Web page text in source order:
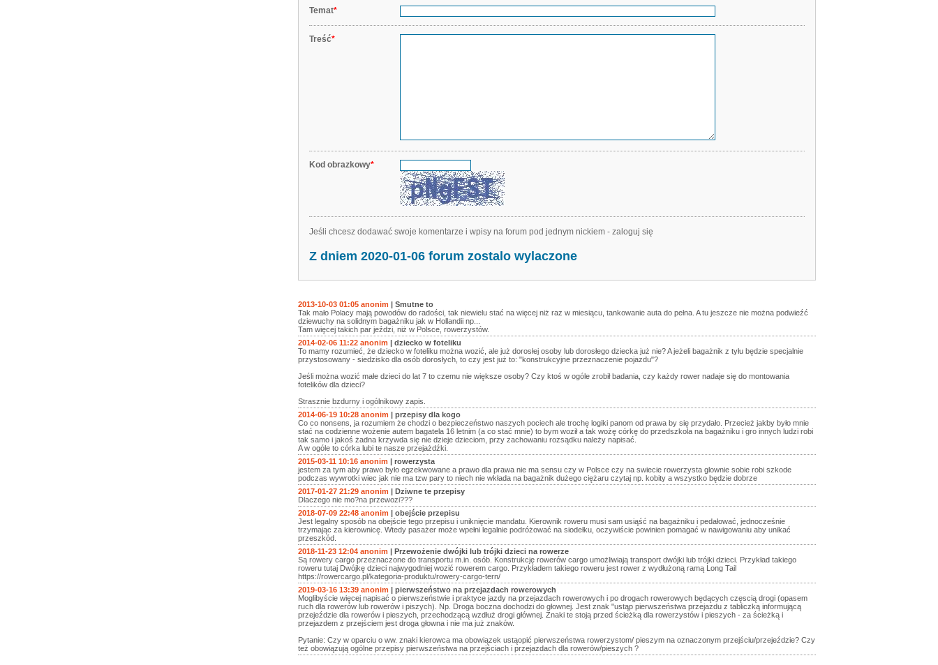
Temat*
Treść*
Kod obrazkowy*
Jeśli chcesz dodawać swoje komentarze i wpisy na forum pod jednym nickiem - zaloguj się
Z dniem 2020-01-06 forum zostalo wylaczone
2013-10-03 01:05 anonim | Smutne to
Tak mało Polacy mają powodów do radości, tak niewielu stać na więcej niż raz w miesiącu, tankowanie auta do pełna. A tu jeszcze nie można podwieźć
dziewuchy na solidnym bagażniku jak w Hollandii np...
Tam więcej takich par jeździ, niż w Polsce, rowerzystów.
2014-02-06 11:22 anonim | dziecko w foteliku
To mamy rozumieć, że dziecko w foteliku można wozić, ale już dorosłej osoby lub dorosłego dziecka już nie? A jeżeli bagażnik z tyłu będzie specjalnie
przystosowany - siedzisko dla osób dorosłych, to czy jest już to: "konstrukcyjne przeznaczenie pojazdu"?
Jeśli można wozić małe dzieci do lat 7 to czemu nie większe osoby? Czy ktoś w ogóle zrobił badania, czy każdy rower nadaje się do montowania
fotelików dla dzieci?
Strasznie bzdurny i ogólnikowy zapis.
2014-06-19 10:28 anonim | przepisy dla kogo
Co co nonsens, ja rozumiem że chodzi o bezpieczeństwo naszych pociech ale trochę logiki panom od prawa by się przydało. Przecież jakby było mnie
stać na codzienne wożenie autem bagatela 16 letnim (a co stać mnie) to bym woził a tak wożę córkę do przedszkola na bagażniku i gro innych ludzi robi
tak samo i jakoś żadna krzywda się nie dzieje dzieciom, przy zachowaniu rozsądku należy napisać.
A w ogóle to córka lubi te nasze przejażdźki.
2015-03-11 10:16 anonim | rowerzysta
jestem za tym aby prawo było egzekwowane a prawo dla prawa nie ma sensu czy w Polsce czy na swiecie rowerzysta glownie sobie robi szkode
podczas wywrotki wiec jak nie ma tzw pary to niech nie wkłada na bagażnik dużego ciężaru czytaj np. kobity a wszystko będzie dobrze
2017-01-27 21:29 anonim | Dziwne te przepisy
Dlaczego nie mo?na przewozi???
2018-07-09 22:48 anonim | obejście przepisu
Jest legalny sposób na obejście tego przepisu i uniknięcie mandatu. Kierownik roweru musi sam usiąść na bagażniku i pedałować, jednocześnie
trzymając za kierownicę. Wtedy pasażer może wpełni legalnie podróżować na siodełku, oczywiście powinien pomagać w nawigowaniu aby unikać
przeszkód.
2018-11-23 12:04 anonim | Przewożenie dwójki lub trójki dzieci na rowerze
Są rowery cargo przeznaczone do transportu m.in. osób. Konstrukcję rowerów cargo umożliwiają transport dwójki lub trójki dzieci. Przykład takiego
roweru tutaj Dwójkę dzieci najwygodniej wozić rowerem cargo. Przykładem takiego roweru jest rower z wydłużoną ramą Long Tail
https://rowercargo.pl/kategoria-produktu/rowery-cargo-tern/
2019-03-16 13:39 anonim | pierwszeństwo na przejazdach rowerowych
Moglibyście więcej napisać o pierwszeństwie i praktyce jazdy na przejazdach rowerowych i po drogach rowerowych będących częscią drogi (opasem
ruch dla rowerów lub rowerów i piszych). Np. Droga boczna dochodzi do głownej. Jest znak "ustąp pierwszeństwa przejazdu z tabliczką informującą
przejeździe dla rowerów i pieszych, przechodzącą wzdłuż drogi głównej. Znaki te stoją przed ścieżką dla rowerzystów i pieszych - za ścieżką i
przejazdem z przejściem jest droga głowna i nie ma już znaków.
Pytanie: Czy w oparciu o ww. znaki kierowca ma obowiązek ustąopić pierwszeństwa rowerzystom/ pieszym na oznaczonym przejściu/przejeździe? Czy
też obowiązują ogólne przepisy pierwszeństwa na przejściach i przejazdach dla rowerów/pieszych ?